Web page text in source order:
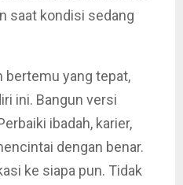
saat kondisi sedang
bertemu yang tepat,
ini. Bangun versi
ibadah, karier,
dengan benar.
ke siapa pun. Tidak